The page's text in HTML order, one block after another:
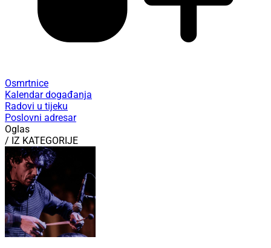
Osmrtnice
Kalendar događanja
Radovi u tijeku
Poslovni adresar
Oglas
/ IZ KATEGORIJE